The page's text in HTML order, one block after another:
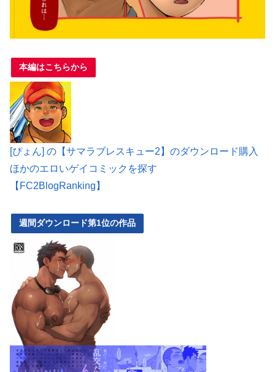
本編はこちらから
[ぴょん] の【サマラブレスキュー2】のダウンロード購入
ほかのエロいゲイコミックを探す
【FC2BlogRanking】
週間ダウンロード第1位の作品